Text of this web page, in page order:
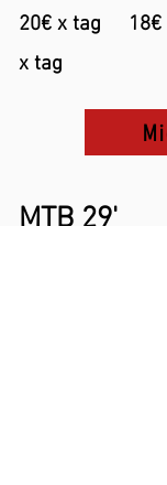
20€ x tag
x tag
MTB 29'